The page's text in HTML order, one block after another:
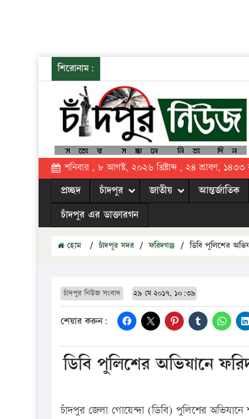
শিরোনাম:
শনিবার , ৮ আগস্ট, ২০২৬ খ্রিষ্টাব্দ , ২৪ শ্রাবণ, ১৪৩৩
প্রচ্ছদ চাঁদপুর জাতীয় আন্তর্জাতিক
চাঁদপুর এর ডাক্তারগন
হোম / চাঁদপুর সদর / ফরিদগঞ্জ / ডিবি পুলিশের
চাঁদপুর নিউজ সংবাদ ২৯ মে ২০১৭, ১০:৩৯
শেয়ার করুন:
ডিবি পুলিশের অভিযানে
চাঁদপুর জেলা গোয়েন্দা (ডিবি) পুলিশের